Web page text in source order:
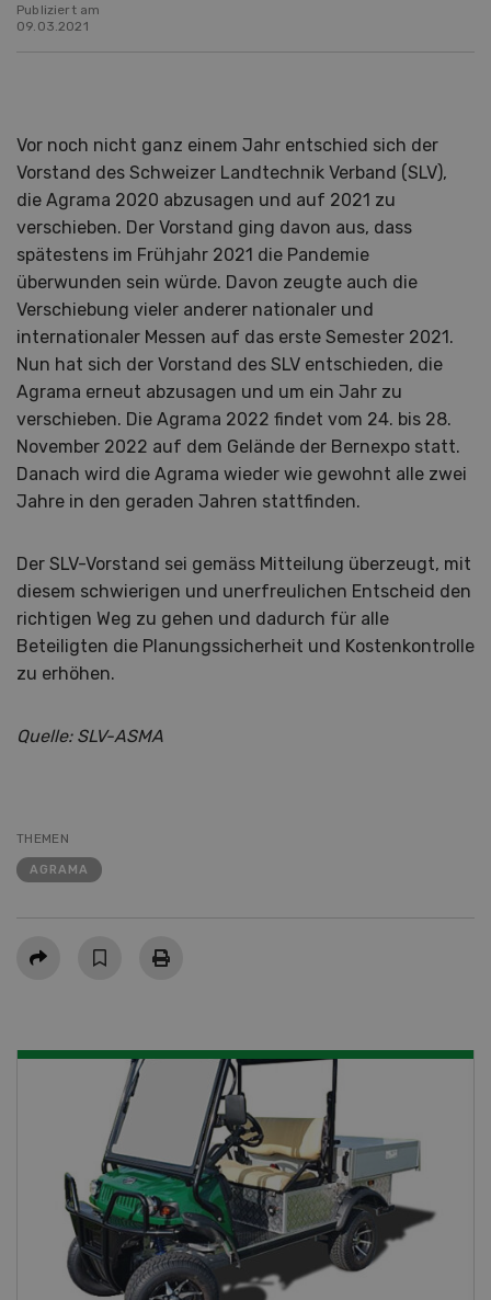
Publiziert am
09.03.2021
Vor noch nicht ganz einem Jahr entschied sich der
Vorstand des Schweizer Landtechnik Verband (SLV),
die Agrama 2020 abzusagen und auf 2021 zu
verschieben. Der Vorstand ging davon aus, dass
spätestens im Frühjahr 2021 die Pandemie
überwunden sein würde. Davon zeugte auch die
Verschiebung vieler anderer nationaler und
internationaler Messen auf das erste Semester 2021.
Nun hat sich der Vorstand des SLV entschieden, die
Agrama erneut abzusagen und um ein Jahr zu
verschieben. Die Agrama 2022 findet vom 24. bis 28.
November 2022 auf dem Gelände der Bernexpo statt.
Danach wird die Agrama wieder wie gewohnt alle zwei
Jahre in den geraden Jahren stattfinden.
Der SLV-Vorstand sei gemäss Mitteilung überzeugt, mit
diesem schwierigen und unerfreulichen Entscheid den
richtigen Weg zu gehen und dadurch für alle
Beteiligten die Planungssicherheit und Kostenkontrolle
zu erhöhen.
Quelle: SLV-ASMA
THEMEN
AGRAMA
Teilen